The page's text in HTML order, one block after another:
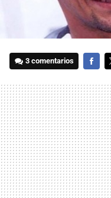
3 comentarios